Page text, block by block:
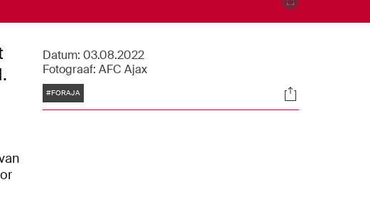
Datum: 03.08.2022
Fotograaf: AFC Ajax
Tags
#FORAJA Socials